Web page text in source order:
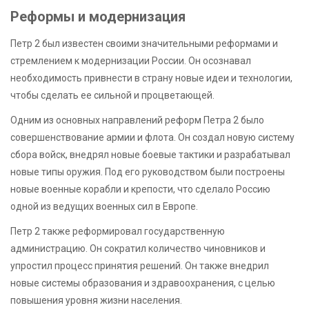
Реформы и модернизация
Петр 2 был известен своими значительными реформами и
стремлением к модернизации России. Он осознавал
необходимость привнести в страну новые идеи и технологии,
чтобы сделать ее сильной и процветающей.
Одним из основных направлений реформ Петра 2 было
совершенствование армии и флота. Он создал новую систему
сбора войск, внедрял новые боевые тактики и разрабатывал
новые типы оружия. Под его руководством были построены
новые военные корабли и крепости, что сделало Россию
одной из ведущих военных сил в Европе.
Петр 2 также реформировал государственную
администрацию. Он сократил количество чиновников и
упростил процесс принятия решений. Он также внедрил
новые системы образования и здравоохранения, с целью
повышения уровня жизни населения.